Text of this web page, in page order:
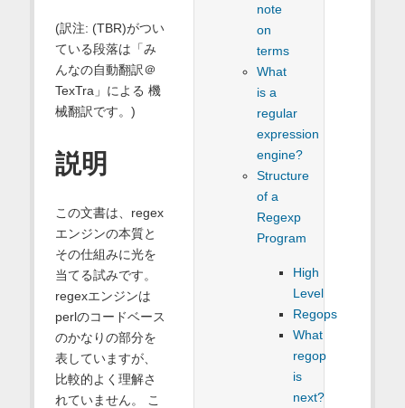
note
on
terms
What
is a
regular
expression
engine?
Structure
of a
Regexp
Program
High
Level
Regops
What
regop
is
next?
(訳注: (TBR)がつい
ている段落は「み
んなの自動翻訳＠
TexTra」による 機
械翻訳です。)
説明
この文書は、regex
エンジンの本質と
その仕組みに光を
当てる試みです。
regexエンジンは
perlのコードベース
のかなりの部分を
表していますが、
比較的よく理解さ
れていません。 こ